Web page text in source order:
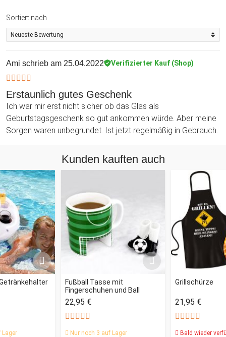
Sortiert nach
Ami schrieb am 25.04.2022 Verifizierter Kauf (Shop)
Erstaunlich gutes Geschenk
Ich war mir erst nicht sicher ob das Glas als
Geburtstagsgeschenk so gut ankommen würde. Aber meine
Sorgen waren unbegründet. Ist jetzt regelmäßig in Gebrauch.
Kunden kauften auch
Fußball Tasse mit
Fingerschuhen und Ball
22,95 €
Nur noch 3 auf Lager
Grillschürze
21,95 €
Bald wieder